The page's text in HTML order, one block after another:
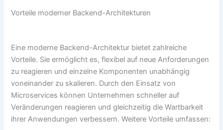
Vorteile moderner Backend-Architekturen
Eine moderne Backend-Architektur bietet zahlreiche
Vorteile. Sie ermöglicht es, flexibel auf neue Anforderungen
zu reagieren und einzelne Komponenten unabhängig
voneinander zu skalieren. Durch den Einsatz von
Microservices können Unternehmen schneller auf
Veränderungen reagieren und gleichzeitig die Wartbarkeit
ihrer Anwendungen verbessern. Weitere Vorteile umfassen: